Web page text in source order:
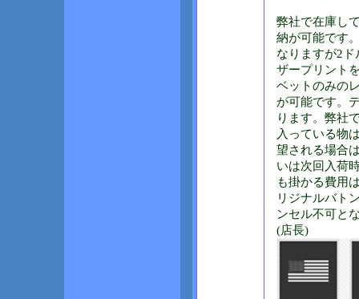
弊社で在庫し
納が可能です
なりますが2
ザープリント
ベットのみの
が可能です。
ります。弊社
入っている物
望される場合
いは次回入荷
も掛かる費用
リジナルバト
ンセル不可と
(店長)